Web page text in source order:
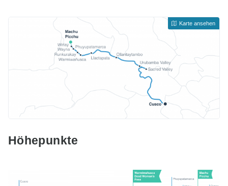
Höhepunkte
Karte ansehen